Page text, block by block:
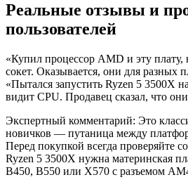
Реальные отзывы и
пользователей
«Купил процессор AMD и эту плату,
сокет. Оказывается, они для разных
«Пытался запустить Ryzen 5 3500X
видит CPU. Продавец сказал, что
Экспертный комментарий: Это
новичков — путаница между
Перед покупкой всегда проверяйте
Ryzen 5 3500X нужна материнская
B450, B550 или X570 с разъемом